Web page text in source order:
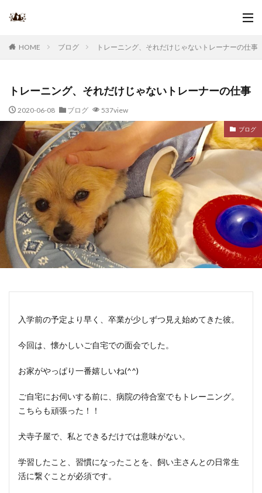
HOME ブログ トレーニング、それだけじゃないトレーナーの仕事
トレーニング、それだけじゃないトレーナーの仕事
2020-06-08 ブログ 537view
ブログ
入学前の予定より早く、卒業が少しずつ見え始めてきた彼。
今回は、懐かしいご自宅での面会でした。
お家がやっぱり一番嬉しいね(^^)
ご自宅にお伺いする前に、病院の待合室でもトレーニング。
こちらも頑張った！！
犬寺子屋で、私とできるだけでは意味がない。
学習したこと、習慣になったことを、飼い主さんとの日常生
活に繋ぐことが必須です。